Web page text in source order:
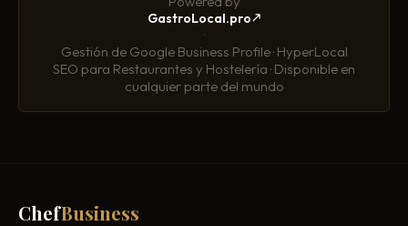
GastroLocal.pro
·
Gestión de Google Business Profile · HyperLocal
SEO para Restaurantes y Hostelería · Disponible en
cualquier parte del mundo
ChefBusiness